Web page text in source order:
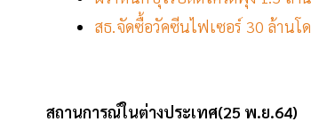
สธ.จัดซื้อวัคซีนไฟเซอร์ 30 ล้านโ
สถานการณ์ในต่างประเทศ(25 พ.ย.64)